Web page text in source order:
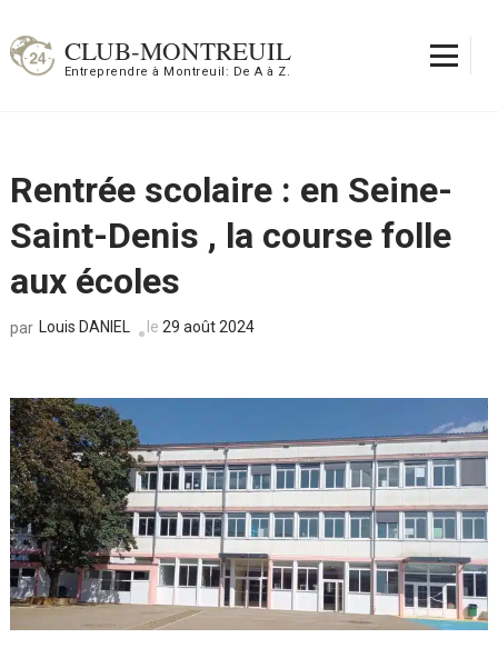
au
contenu
CLUB-MONTREUIL
Entreprendre à Montreuil: De A à Z.
Rentrée scolaire : en Seine-
Saint-Denis , la course folle
aux écoles
par Louis DANIEL le 29 août 2024